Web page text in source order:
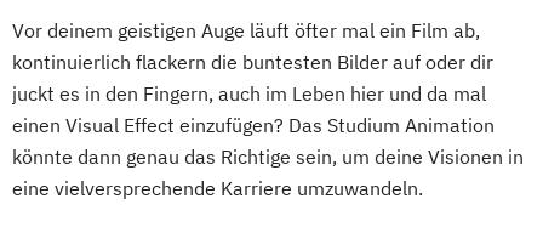
Vor deinem geistigen Auge läuft öfter mal ein Film ab,
kontinuierlich flackern die buntesten Bilder auf oder dir
juckt es in den Fingern, auch im Leben hier und da mal
einen Visual Effect einzufügen? Das Studium Animation
könnte dann genau das Richtige sein, um deine Visionen in
eine vielversprechende Karriere umzuwandeln.